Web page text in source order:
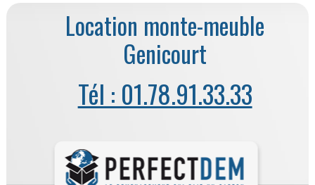
Location monte-meuble
Genicourt
Tél : 01.78.91.33.33